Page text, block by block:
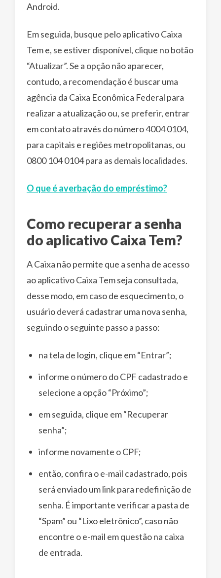
Android.
Em seguida, busque pelo aplicativo Caixa
Tem e, se estiver disponível, clique no botão
“Atualizar”. Se a opção não aparecer,
contudo, a recomendação é buscar uma
agência da Caixa Econômica Federal para
realizar a atualização ou, se preferir, entrar
em contato através do número 4004 0104,
para capitais e regiões metropolitanas, ou
0800 104 0104 para as demais localidades.
O que é averbação do empréstimo?
Como recuperar a senha
do aplicativo Caixa Tem?
A Caixa não permite que a senha de acesso
ao aplicativo Caixa Tem seja consultada,
desse modo, em caso de esquecimento, o
usuário deverá cadastrar uma nova senha,
seguindo o seguinte passo a passo:
na tela de login, clique em “Entrar”;
informe o número do CPF cadastrado e
selecione a opção “Próximo”;
em seguida, clique em “Recuperar
senha”;
informe novamente o CPF;
então, confira o e-mail cadastrado, pois
será enviado um link para redefinição de
senha. É importante verificar a pasta de
“Spam” ou “Lixo eletrônico”, caso não
encontre o e-mail em questão na caixa
de entrada.